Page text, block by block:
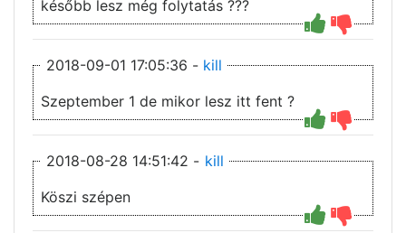
később lesz még folytatás ???
2018-09-01 17:05:36 - kill
Szeptember 1 de mikor lesz itt fent ?
2018-08-28 14:51:42 - kill
Köszi szépen